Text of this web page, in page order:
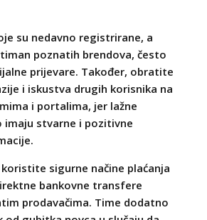
su nedavno registrirane, a
poznatih brendova, često
prijevare. Također, obratite
i iskustva drugih korisnika na
i portalima, jer lažne
stvarne i pozitivne
sigurne načine plaćanja
bankovne transfere
prodavačima. Time dodatno